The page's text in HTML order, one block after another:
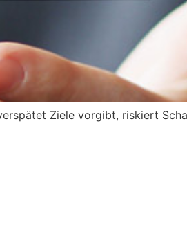
Ziele vorgibt, riskiert